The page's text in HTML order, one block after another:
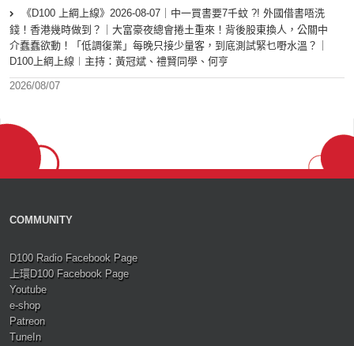
《D100 上綱上線》2026-08-07｜中一買書要7千蚊 ?! 外國借書唔洗
錢！香港幾時做到？｜大富豪夜總會捲土重來！背後股東換人，公關中
介蠢蠢欲動！「低調復業」每晚只接少量客，到底測試緊乜嘢水溫？｜
D100上綱上線︱主持：黃冠斌、禮賢同學、何亨
2026/08/07
COMMUNITY
D100 Radio Facebook Page
上環D100 Facebook Page
Youtube
e-shop
Patreon
TuneIn